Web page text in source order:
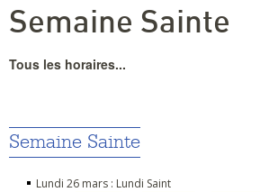
Semaine Sainte
Tous les horaires...
Semaine Sainte
Lundi 26 mars : Lundi Saint